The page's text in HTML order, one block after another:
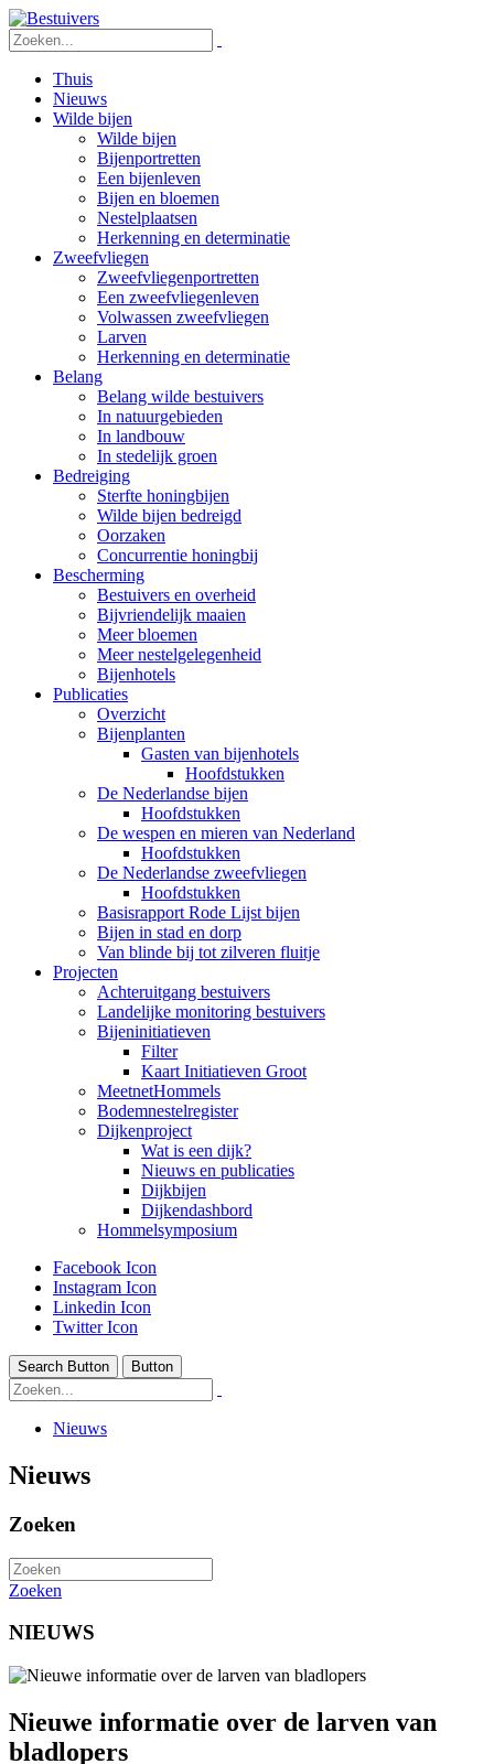
Thuis
Nieuws
Wilde bijen
Wilde bijen
Bijenportretten
Een bijenleven
Bijen en bloemen
Nestelplaatsen
Herkenning en determinatie
Zweefvliegen
Zweefvliegenportretten
Een zweefvliegenleven
Volwassen zweefvliegen
Larven
Herkenning en determinatie
Belang
Belang wilde bestuivers
In natuurgebieden
In landbouw
In stedelijk groen
Bedreiging
Sterfte honingbijen
Wilde bijen bedreigd
Oorzaken
Concurrentie honingbij
Bescherming
Bestuivers en overheid
Bijvriendelijk maaien
Meer bloemen
Meer nestelgelegenheid
Bijenhotels
Publicaties
Overzicht
Bijenplanten
Gasten van bijenhotels
Hoofdstukken
De Nederlandse bijen
Hoofdstukken
De wespen en mieren van Nederland
Hoofdstukken
De Nederlandse zweefvliegen
Hoofdstukken
Basisrapport Rode Lijst bijen
Bijen in stad en dorp
Van blinde bij tot zilveren fluitje
Projecten
Achteruitgang bestuivers
Landelijke monitoring bestuivers
Bijeninitiatieven
Filter
Kaart Initiatieven Groot
MeetnetHommels
Bodemnestelregister
Dijkenproject
Wat is een dijk?
Nieuws en publicaties
Dijkbijen
Dijkendashbord
Hommelsymposium
Facebook Icon
Instagram Icon
Linkedin Icon
Twitter Icon
Search Button Button
Nieuws
Nieuws
Zoeken
Zoeken
NIEUWS
Nieuwe informatie over de larven van
bladlopers